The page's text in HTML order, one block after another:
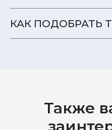
КАК ПОДОБРАТЬ
Также